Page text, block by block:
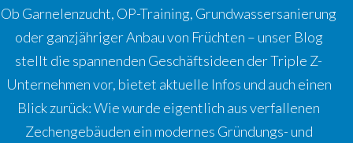
Ob Garnelenzucht, OP-Training, Grundwassersanierung
oder ganzjähriger Anbau von Früchten – unser Blog
stellt die spannenden Geschäftsideen der Triple Z-
Unternehmen vor, bietet aktuelle Infos und auch einen
Blick zurück: Wie wurde eigentlich aus verfallenen
Zechengebäuden ein modernes Gründungs- und